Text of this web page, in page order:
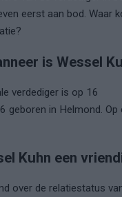
eerst aan bod. Waar
is Wessel
verdediger is op 16
geboren in Helmond.
Kuhn een
over de relatiestatus